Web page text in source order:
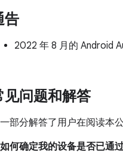
告
2022 年 8 月的 Android
见问题和解答
部分解答了用户在阅读本
何确定我的设备是否已通